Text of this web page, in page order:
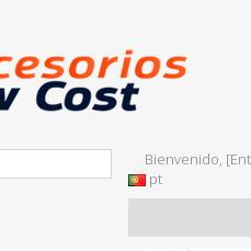
Bienvenido,
pt